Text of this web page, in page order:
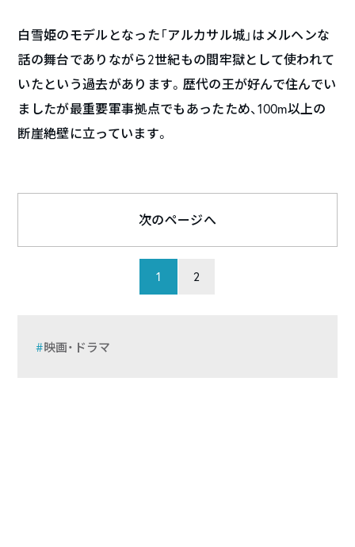
白雪姫のモデルとなった「アルカサル城」はメルヘンな
話の舞台でありながら2世紀もの間牢獄として使われて
いたという過去があります。歴代の王が好んで住んでい
ましたが最重要軍事拠点でもあったため、100m以上の
断崖絶壁に立っています。
1 2
次のページへ
映画・ドラマ